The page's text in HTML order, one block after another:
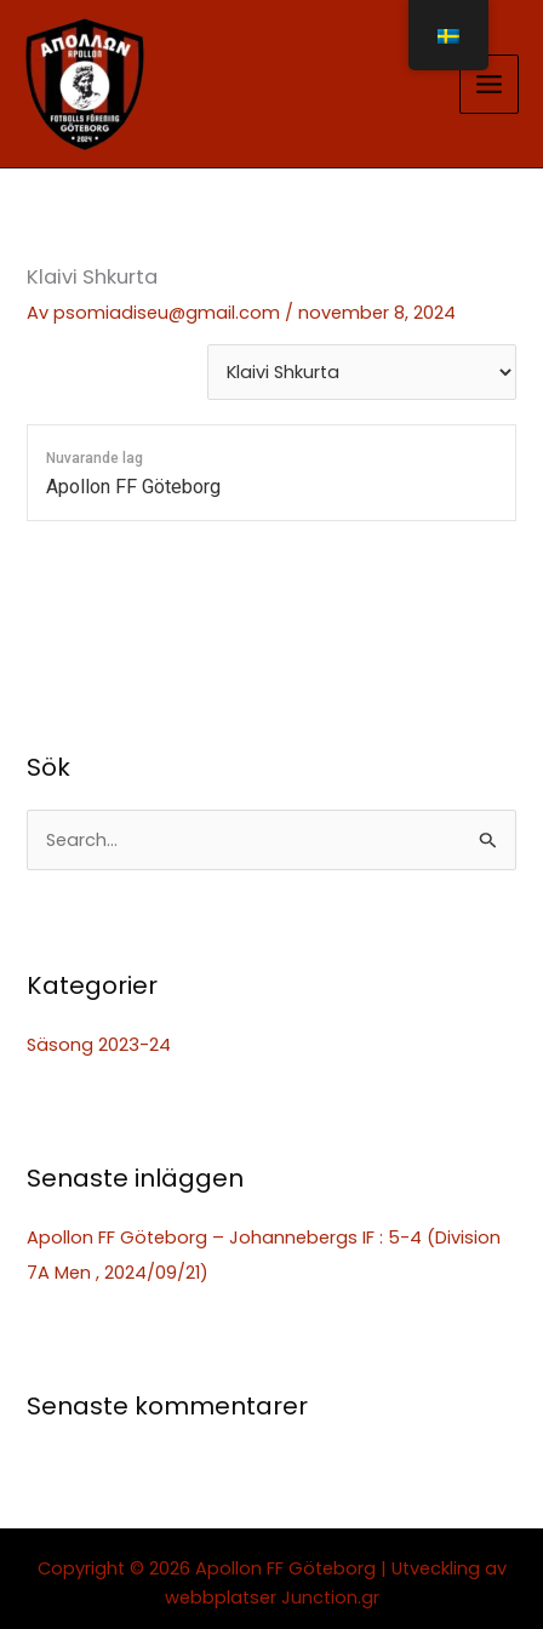
innehåll
Klaivi Shkurta
Avpsomiadiseu@gmail.com /november 8, 2024
Nuvarande lag
Apollon FF Göteborg
Sök
ö
f
e
Kategorier
Säsong 2023-24
Senaste inläggen
Apollon FF Göteborg – Johannebergs IF : 5-4 (Division
7A Men , 2024/09/21)
Senaste kommentarer
Copyright © 2026 Apollon FF Göteborg | Utveckling av
webbplatser Junction.gr